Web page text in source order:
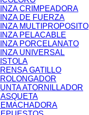
CRIMPEADORA
DE FUERZA
MULTIPROPOSITO
PELACABLE
PORCELANATO
UNIVERSAL
GATILLO
ATORNILLADOR